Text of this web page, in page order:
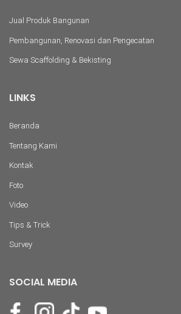
Jual Produk Bangunan
Pembangunan, Renovasi dan Pengecatan
Sewa Scaffolding & Bekisting
LINKS
Beranda
Tentang Kami
Kontak
Foto
Video
Tips & Trick
Survey
SOCIAL MEDIA